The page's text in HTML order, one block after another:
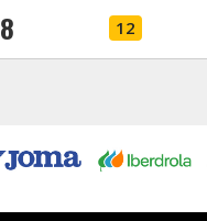
8 12